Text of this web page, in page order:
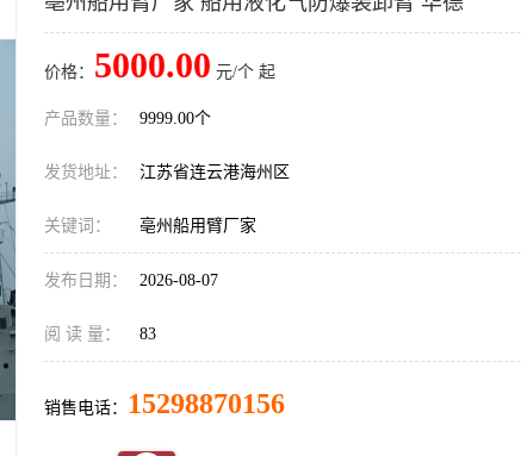
价格： 5000.00 元/个 起
产品数量： 9999.00个
发货地址： 江苏省连云港海州区
关键词： 亳州船用臂厂家
发布日期： 2026-08-07
阅 读 量： 83
销售电话： 15298870156